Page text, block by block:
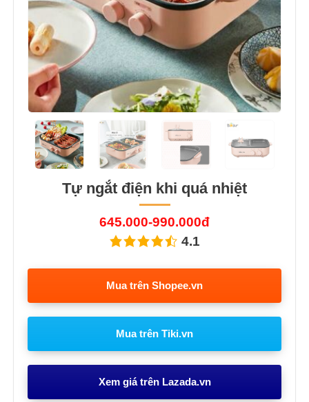
Tự ngắt điện khi quá nhiệt
645.000-990.000đ
4.1
Mua trên Shopee.vn
Mua trên Tiki.vn
Xem giá trên Lazada.vn